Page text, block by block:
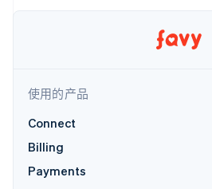
加速结账
Product roadmap
Radar
欺诈防范
Atlas
创作者经济
应用集成
代码示例
开发者博客
使用的产品
Connect
Billing
Payments